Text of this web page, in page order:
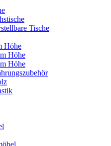
Tische
Höhe
Höhe
Höhe